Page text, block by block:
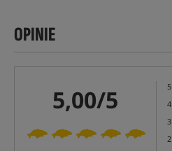
OPINIE
5,00/5 5
4
3
2